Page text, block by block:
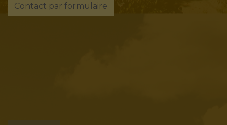
Contact par formulaire